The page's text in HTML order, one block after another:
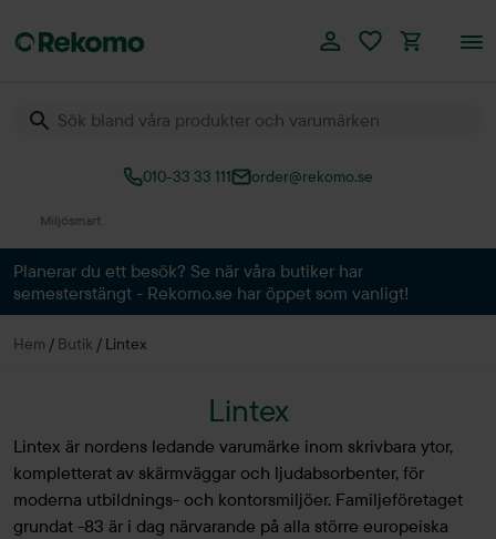
010-33 33 111 order@rekomo.se
Planerar du ett besök? Se när våra butiker har
semesterstängt - Rekomo.se har öppet som vanligt!
Hem / Butik / Lintex
Lintex
Lintex är nordens ledande varumärke inom skrivbara ytor,
kompletterat av skärmväggar och ljudabsorbenter, för
moderna utbildnings- och kontorsmiljöer. Familjeföretaget
grundat -83 är i dag närvarande på alla större europeiska